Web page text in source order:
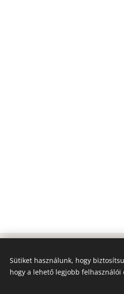
Sütiket használunk, hogy
hogy a lehető legjobb